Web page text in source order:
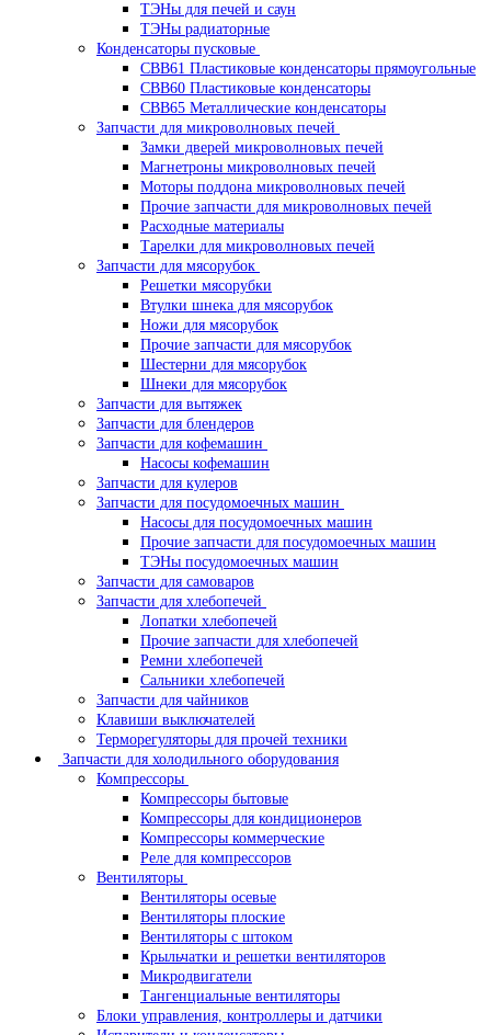
ТЭНы для печей и саун
ТЭНы радиаторные
Конденсаторы пусковые
CBB61 Пластиковые конденсаторы прямоугольные
CBB60 Пластиковые конденсаторы
CBB65 Металлические конденсаторы
Запчасти для микроволновых печей
Замки дверей микроволновых печей
Магнетроны микроволновых печей
Моторы поддона микроволновых печей
Прочие запчасти для микроволновых печей
Расходные материалы
Тарелки для микроволновых печей
Запчасти для мясорубок
Решетки мясорубки
Втулки шнека для мясорубок
Ножи для мясорубок
Прочие запчасти для мясорубок
Шестерни для мясорубок
Шнеки для мясорубок
Запчасти для вытяжек
Запчасти для блендеров
Запчасти для кофемашин
Насосы кофемашин
Запчасти для кулеров
Запчасти для посудомоечных машин
Насосы для посудомоечных машин
Прочие запчасти для посудомоечных машин
ТЭНы посудомоечных машин
Запчасти для самоваров
Запчасти для хлебопечей
Лопатки хлебопечей
Прочие запчасти для хлебопечей
Ремни хлебопечей
Сальники хлебопечей
Запчасти для чайников
Клавиши выключателей
Терморегуляторы для прочей техники
Запчасти для холодильного оборудования
Компрессоры
Компрессоры бытовые
Компрессоры для кондиционеров
Компрессоры коммерческие
Реле для компрессоров
Вентиляторы
Вентиляторы осевые
Вентиляторы плоские
Вентиляторы с штоком
Крыльчатки и решетки вентиляторов
Микродвигатели
Тангенциальные вентиляторы
Блоки управления, контроллеры и датчики